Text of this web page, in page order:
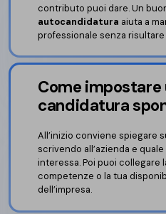
contributo puoi dare. Un
autocandidatura aiuta a
professionale senza
Come impostare
candidatura
All’inizio conviene spiegare
scrivendo all’azienda e
interessa. Poi puoi collegare
competenze o la tua
dell’impresa.